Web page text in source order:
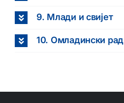
9. Млади и свијет
10. Омладински рад